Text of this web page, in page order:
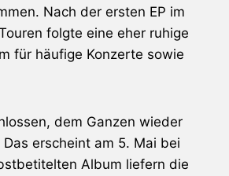
Nach der ersten EP im
folgte eine eher ruhige
für häufige Konzerte sowie
dem Ganzen wieder
erscheint am 5. Mai bei
Album liefern die